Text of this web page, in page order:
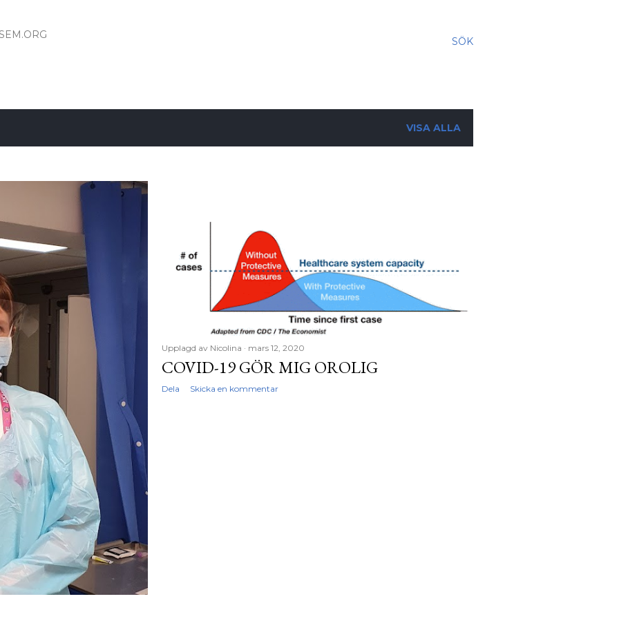
SÖK
VISA ALLA
Upplagd av Nicolina mars 12, 2020
COVID-19 GÖR MIG OROLIG
Dela Skicka en kommentar